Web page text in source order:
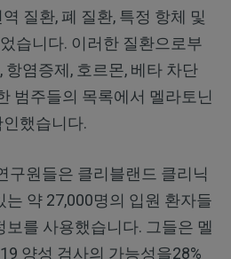
질환, 폐 질환, 특정 항체 및
습니다. 이러한 질환으로부
염증제, 호르몬, 베타 차단
범주들의 목록에서 멜라토닌
했습니다.
구원들은 클리블랜드 클리닉
는 약 27,000명의 입원 환자들
보를 사용했습니다. 그들은 멜
양성 검사의 가능성을28%